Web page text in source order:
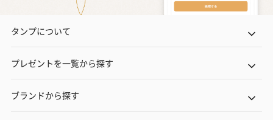
タンプについて
プレゼントを一覧から探す
ブランドから探す